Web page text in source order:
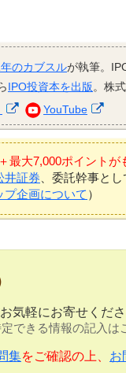
のカブスルが執筆。
IPO投資本を出版。株
YouTube
最大7,000ポイント
井証券 、委託幹事と
プ企画について ）
気軽にお寄せくだ
できる情報の記入は
集をご確認の上、 お